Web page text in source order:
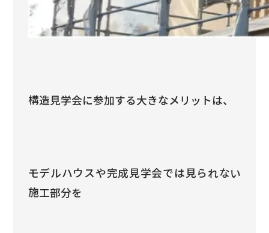
構造見学会に参加する大きなメリットは、
モデルハウスや完成見学会では見られない
施工部分を